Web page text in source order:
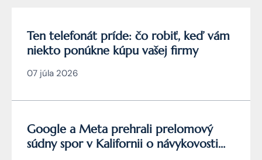
Ten telefonát príde: čo robiť, keď vám
niekto ponúkne kúpu vašej firmy
07 júla 2026
Google a Meta prehrali prelomový
súdny spor v Kalifornii o návykovosti